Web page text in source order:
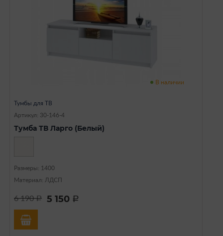
В наличии
Тумбы для ТВ
Артикул: 30-146-4
Тумба ТВ Ларго (Белый)
Размеры: 1400
Материал: ЛДСП
6 190a 5 150 a